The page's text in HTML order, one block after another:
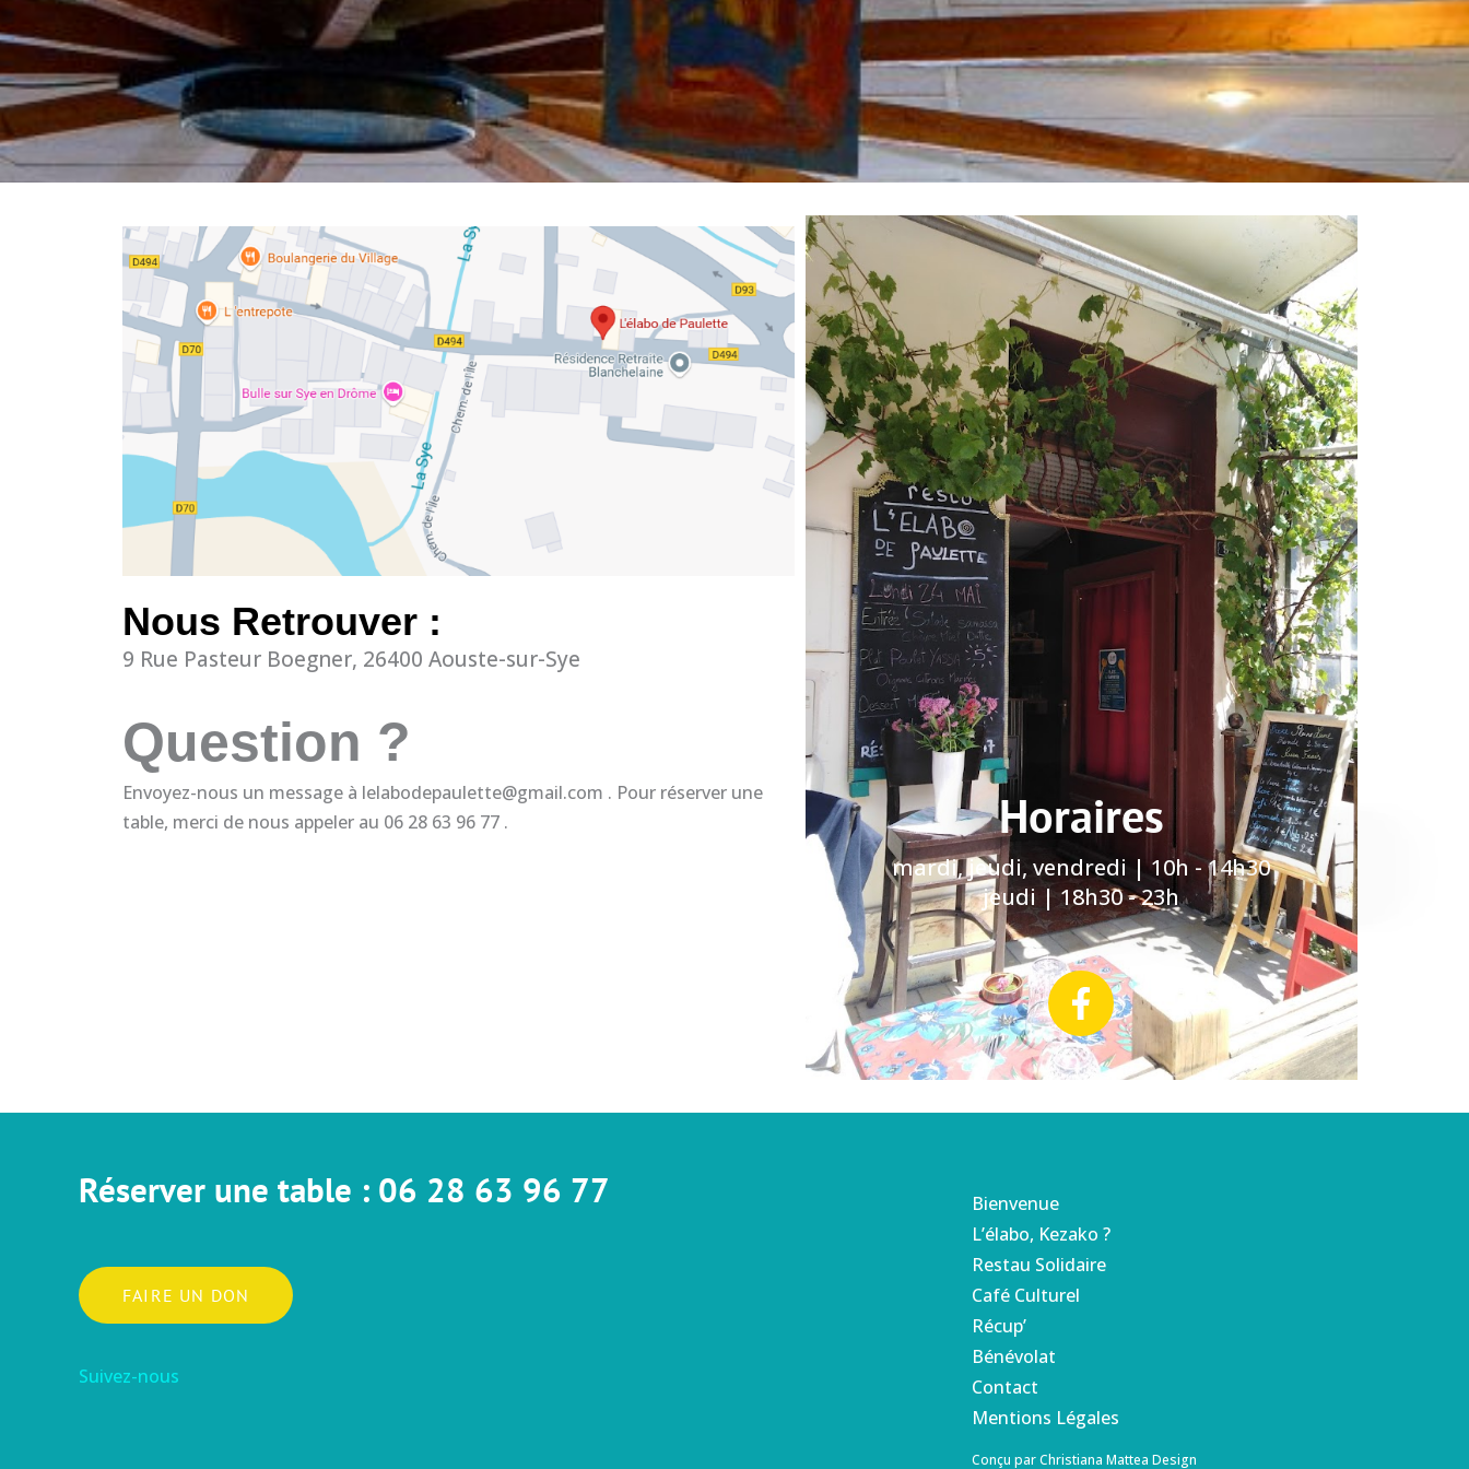
Nous Retrouver :
9 Rue Pasteur Boegner, 26400 Aouste-sur-Sye
Question ?
Envoyez-nous un message à lelabodepaulette@gmail.com . Pour réserver une
table, merci de nous appeler au 06 28 63 96 77 .
Horaires
mardi, jeudi, vendredi | 10h - 14h30
jeudi | 18h30 - 23h
F
a
c
e
b
-
f
Réserver une table : 06 28 63 96 77
FAIRE UN DON
Suivez-nous
Bienvenue
L’élabo, Kezako ?
Restau Solidaire
Café Culturel
Récup’
Bénévolat
Contact
Mentions Légales
Conçu par Christiana Mattea Design